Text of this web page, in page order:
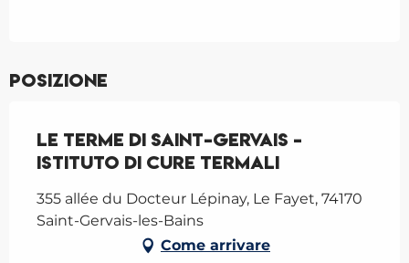
Posizione
Le Terme di Saint-Gervais -
Istituto di cure termali
355 allée du Docteur Lépinay, Le Fayet, 74170
Saint-Gervais-les-Bains
Come arrivare